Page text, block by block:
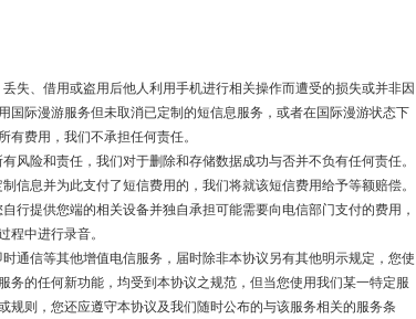
、借用或盗用后他人利用手机进行相关操作而遭受的损失或并非因
国际漫游服务但未取消已定制的短信息服务，或者在国际漫游状态下
费用，我们不承担任何责任。
险和责任，我们对于删除和存储数据成功与否并不负有任何责任。
息并为此支付了短信费用的，我们将就该短信费用给予等额赔偿。
提供您端的相关设备并独自承担可能需要向电信部门支付的费用，
中进行录音。
信等其他增值电信服务，届时除非本协议另有其他明示规定，您使
务的任何新功能，均受到本协议之规范，但当您使用我们某一特定服
规则，您还应遵守本协议及我们随时公布的与该服务相关的服务条